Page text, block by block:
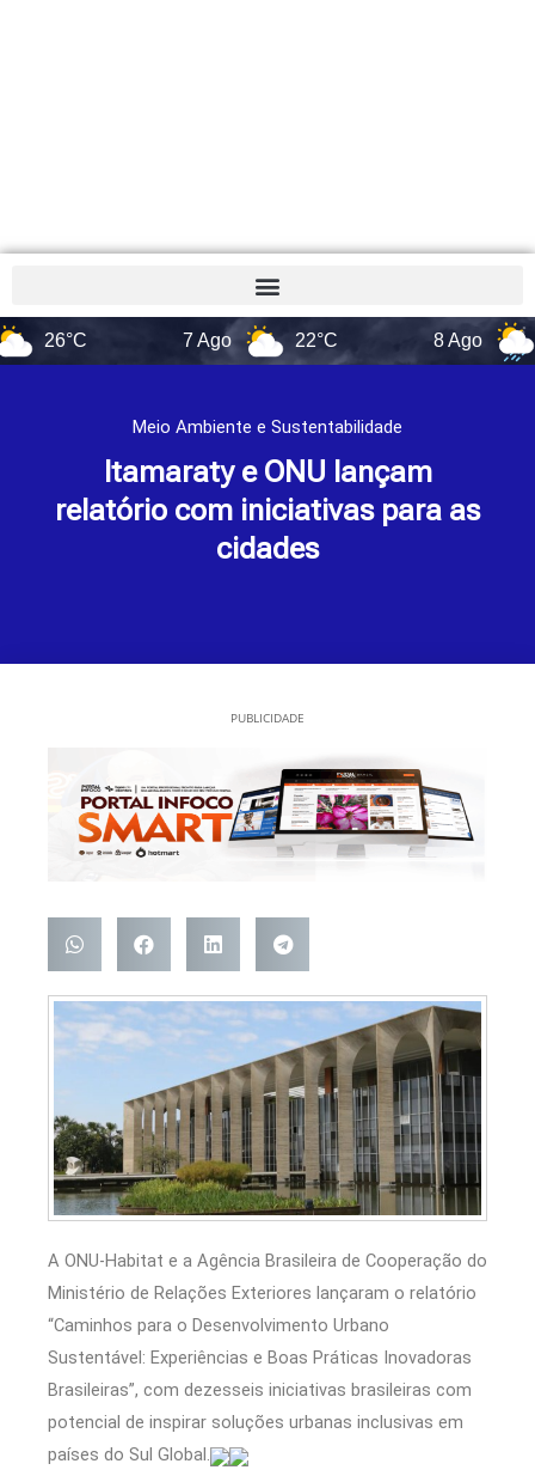
22°C 17°C
Meio Ambiente e Sustentabilidade
Itamaraty e ONU lançam
relatório com iniciativas para as
cidades
PUBLICIDADE
A ONU-Habitat e a Agência Brasileira de Cooperação do
Ministério de Relações Exteriores lançaram o relatório
“Caminhos para o Desenvolvimento Urbano
Sustentável: Experiências e Boas Práticas Inovadoras
Brasileiras”, com dezesseis iniciativas brasileiras com
potencial de inspirar soluções urbanas inclusivas em
países do Sul Global.